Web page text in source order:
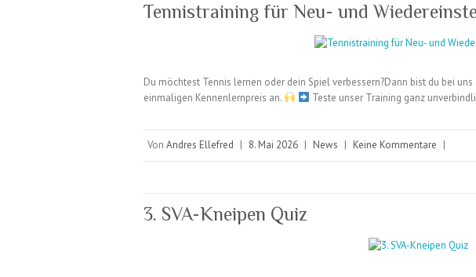
Tennistraining für Neu- und
Du möchtest Tennis lernen oder dein Spiel verbessern?Dann bist du bei
einmaligen Kennenlernpreis an.
Teste unser Training ganz
Von Andres Ellefred | 8. Mai 2026 | News | Keine Kommentare |
3. SVA-Kneipen Quiz